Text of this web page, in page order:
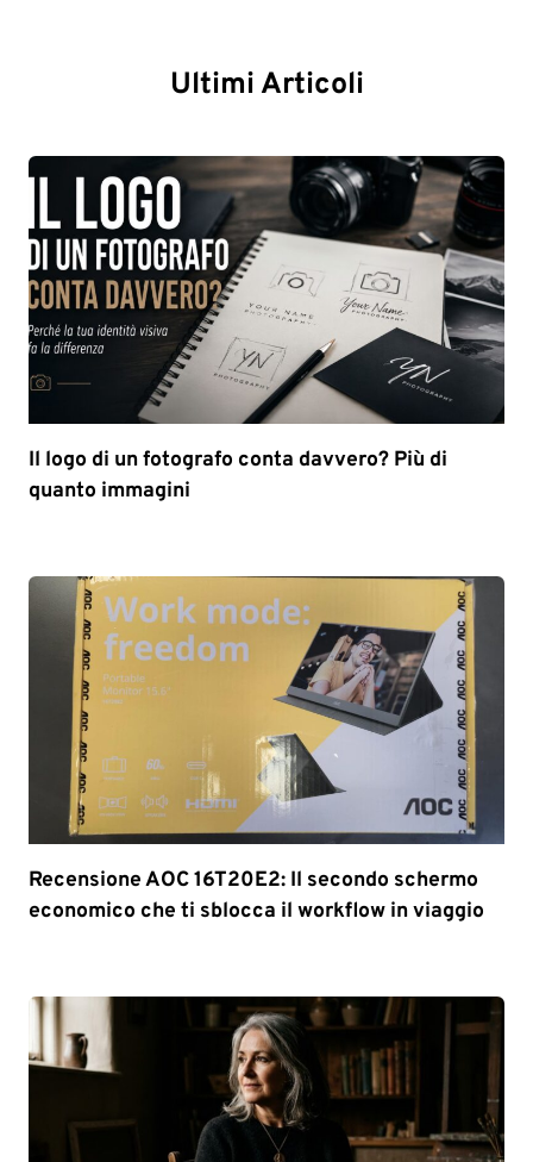
Ultimi Articoli
Il logo di un fotografo conta davvero? Più di
quanto immagini
Recensione AOC 16T20E2: Il secondo schermo
economico che ti sblocca il workflow in viaggio